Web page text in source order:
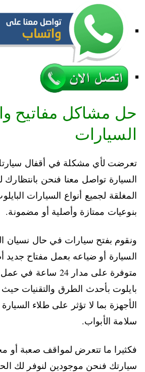
حل مشاكل مفاتيح
السيارات
تعرضت لأي مشكلة في أقفال
السيارة تواصل معنا فنحن بانتظارك
المغلقة لجميع أنواع السيارات
بنوعيات ممتازة وأصلية أو مضمونة.
ونقوم بفتح سيارات في حال نسيان
السيارة أو ضياعه بعمل مفتاح جديد
متوفرة على مدار 24
بايلوت بأحدث الطرق والتقنيات
الأجهزة بما لا تؤثر على طلاء
سلامة الأبواب.
فكثيرا ما تتعرض لمواقف صعبة أو
سيارتك فنحن موجودين لنوفر لك